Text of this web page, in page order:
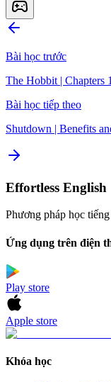
Bài học trước
The Hobbit | Chapters
Bài học tiếp theo
Shutdown | Benefits
Effortless English
Phương pháp học
Ứng dụng trên điện
Play store
Apple store
Khóa học